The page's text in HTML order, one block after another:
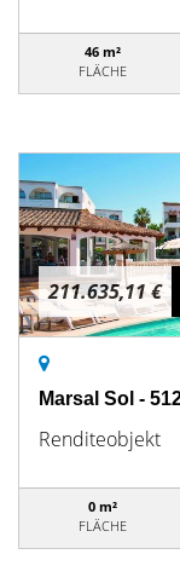
46 m²
FLÄCHE
211.635,11 €
Marsal Sol -
Renditeobjekt
0 m²
FLÄCHE